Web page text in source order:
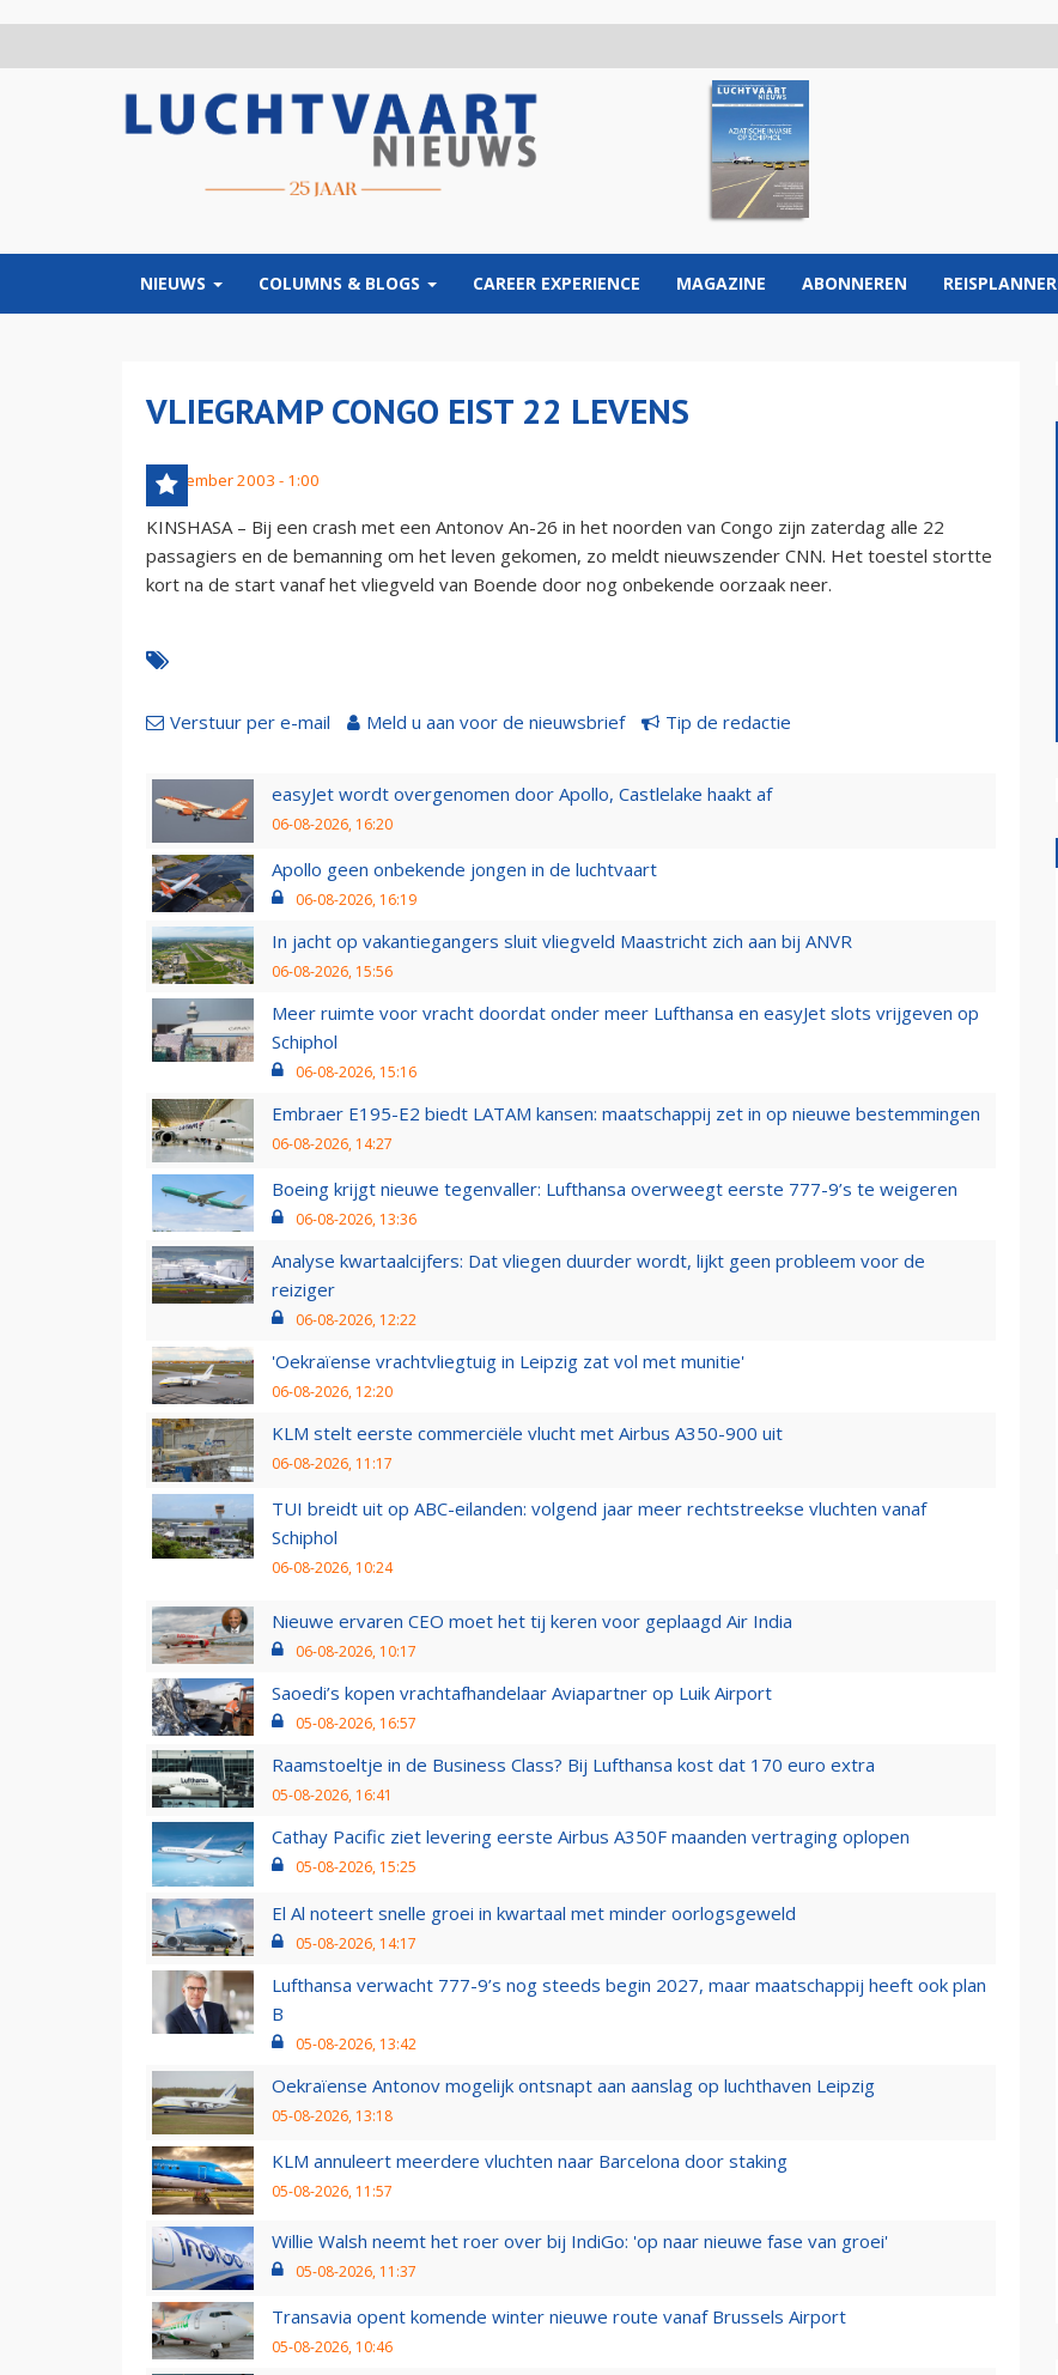
NIEUWS COLUMNS & BLOGS CAREER EXPERIENCE MAGAZINE ABONNEREN REISPLANNER
VLIEGRAMP CONGO EIST 22 LEVENS
1 december 2003 - 1:00
KINSHASA – Bij een crash met een Antonov An-26 in het noorden van Congo zijn zaterdag alle 22
passagiers en de bemanning om het leven gekomen, zo meldt nieuwszender CNN. Het toestel stortte
kort na de start vanaf het vliegveld van Boende door nog onbekende oorzaak neer.
Verstuur per e-mail Meld u aan voor de nieuwsbrief Tip de redactie
easyJet wordt overgenomen door Apollo, Castlelake haakt af
06-08-2026, 16:20
Apollo geen onbekende jongen in de luchtvaart
06-08-2026, 16:19
In jacht op vakantiegangers sluit vliegveld Maastricht zich aan bij ANVR
06-08-2026, 15:56
Meer ruimte voor vracht doordat onder meer Lufthansa en easyJet slots vrijgeven op
Schiphol
06-08-2026, 15:16
Embraer E195-E2 biedt LATAM kansen: maatschappij zet in op nieuwe bestemmingen
06-08-2026, 14:27
Boeing krijgt nieuwe tegenvaller: Lufthansa overweegt eerste 777-9’s te weigeren
06-08-2026, 13:36
Analyse kwartaalcijfers: Dat vliegen duurder wordt, lijkt geen probleem voor de
reiziger
06-08-2026, 12:22
'Oekraïense vrachtvliegtuig in Leipzig zat vol met munitie'
06-08-2026, 12:20
KLM stelt eerste commerciële vlucht met Airbus A350-900 uit
06-08-2026, 11:17
TUI breidt uit op ABC-eilanden: volgend jaar meer rechtstreekse vluchten vanaf
Schiphol
06-08-2026, 10:24
Nieuwe ervaren CEO moet het tij keren voor geplaagd Air India
06-08-2026, 10:17
Saoedi’s kopen vrachtafhandelaar Aviapartner op Luik Airport
05-08-2026, 16:57
Raamstoeltje in de Business Class? Bij Lufthansa kost dat 170 euro extra
05-08-2026, 16:41
Cathay Pacific ziet levering eerste Airbus A350F maanden vertraging oplopen
05-08-2026, 15:25
El Al noteert snelle groei in kwartaal met minder oorlogsgeweld
05-08-2026, 14:17
Lufthansa verwacht 777-9’s nog steeds begin 2027, maar maatschappij heeft ook plan
B
05-08-2026, 13:42
Oekraïense Antonov mogelijk ontsnapt aan aanslag op luchthaven Leipzig
05-08-2026, 13:18
KLM annuleert meerdere vluchten naar Barcelona door staking
05-08-2026, 11:57
Willie Walsh neemt het roer over bij IndiGo: 'op naar nieuwe fase van groei'
05-08-2026, 11:37
Transavia opent komende winter nieuwe route vanaf Brussels Airport
05-08-2026, 10:46